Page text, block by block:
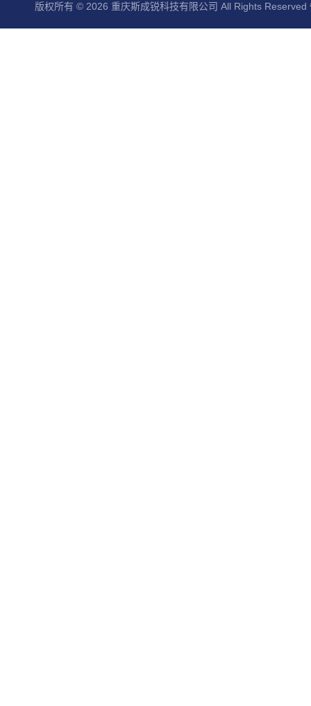
版权所有 © 2026 重庆斯成锐科技有限公司 All Rights Reserved